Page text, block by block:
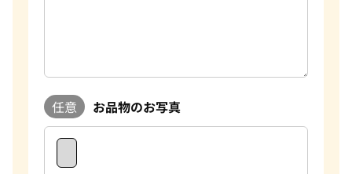
任意 お品物のお写真